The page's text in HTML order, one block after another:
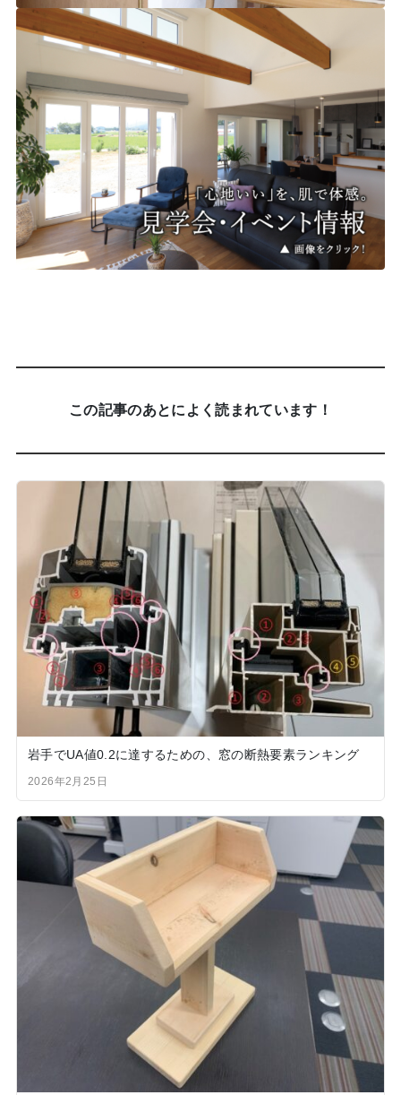
この記事のあとによく読まれています！
岩手でUA値0.2に達するための、窓の断熱要素ランキング
2026年2月25日